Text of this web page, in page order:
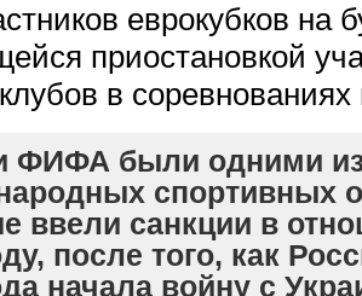
еврокубков на
приостановкой
в
ФИФА были одними
спортивных
ввели санкции в
после того, как
начала войну с